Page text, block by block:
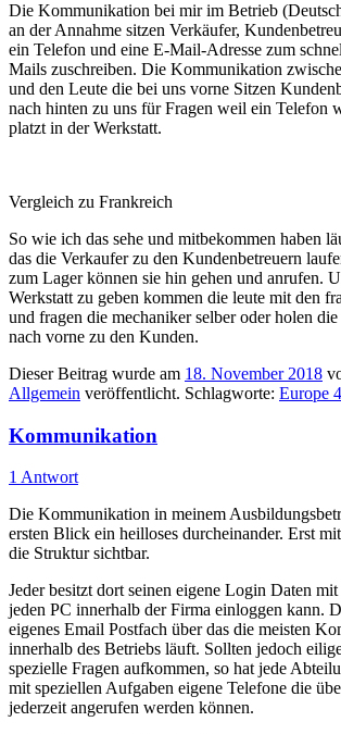
Die Kommunikation bei mir im Betrieb
an der Annahme sitzen Verkäufer,
ein Telefon und eine E-Mail-Adresse zum
Mails zuschreiben. Die Kommunikation
und den Leute die bei uns vorne Sitzen
nach hinten zu uns für Fragen weil ein Telefon
platzt in der Werkstatt.
Vergleich zu Frankreich
So wie ich das sehe und mitbekommen haben
das die Verkaufer zu den Kundenbetreuern
zum Lager können sie hin gehen und anrufen.
Werkstatt zu geben kommen die leute mit den
und fragen die mechaniker selber oder holen
nach vorne zu den Kunden.
Dieser Beitrag wurde am 18. November 2018
Allgemein veröffentlicht. Schlagworte: Europe
Kommunikation
1 Antwort
Die Kommunikation in meinem
ersten Blick ein heilloses durcheinander. Erst
die Struktur sichtbar.
Jeder besitzt dort seinen eigene Login Daten
jeden PC innerhalb der Firma einloggen kann.
eigenes Email Postfach über das die meisten
innerhalb des Betriebs läuft. Sollten jedoch
spezielle Fragen aufkommen, so hat jede
mit speziellen Aufgaben eigene Telefone die
jederzeit angerufen werden können.